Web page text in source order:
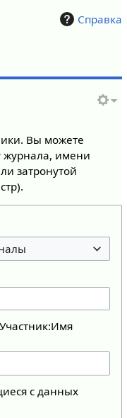
Справка
Вы можете
журнала, имени
затронутой
с данных